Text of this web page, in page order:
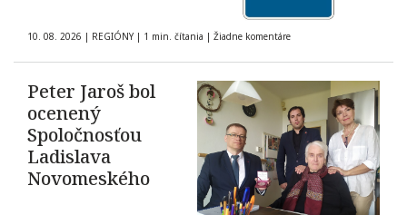
10. 08. 2026 | REGIÓNY | 1 min. čítania | Žiadne komentáre
Peter Jaroš bol
ocenený
Spoločnosťou
Ladislava
Novomeského